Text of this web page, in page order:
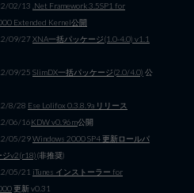
02/13 .Net Framework 3.5SP1 for
Extended Kernel公開
09/27XNA一括パッケージ(1.0-4.0) v1.1
09/25 SlimDX一括パッケージ(2.0/4.0) 公
8/28 Ese Lolifox 0.3.8.9a リリース
06/16KDW v0.96m公開
05/29Windows 2000 SP4 更新ロールパ
ジv2(r18)(非推奨)
05/21 iTunes インストーラー for
更新 v0.31